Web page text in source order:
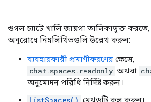
গুগল চ্যাটে খালি জায়গা তালিকাভুক্ত
অনুরোধে নিম্নলিখিতগুলি উল্লেখ করুন:
ব্যবহারকারী প্রমাণীকরণের ক্ষেত্রে,
chat.spaces.readonly অথবা
অনুমোদন পরিধি নির্দিষ্ট করুন।
ListSpaces() মেথডটি কল করুন।